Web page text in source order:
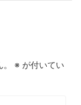
確認でき、使
なのも大きな
はありがたいで
でも問題なく
勝手の良さを
※ が付いてい